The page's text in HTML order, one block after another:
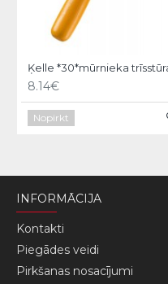
8.14€
Nopirkt
INFORMĀCIJA
Kontakti
Piegādes veidi
Pirkšanas nosacījumi